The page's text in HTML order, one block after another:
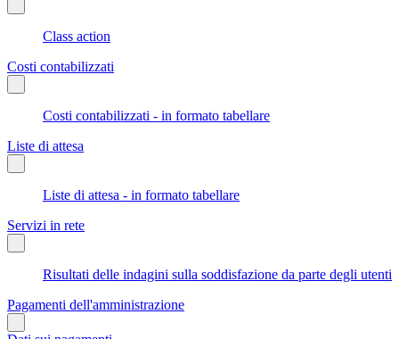
Class action
Costi contabilizzati
Costi contabilizzati - in formato tabellare
Liste di attesa
Liste di attesa - in formato tabellare
Servizi in rete
Risultati delle indagini sulla soddisfazione da parte degli utenti
Pagamenti dell'amministrazione